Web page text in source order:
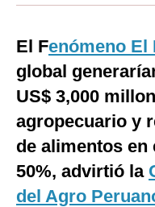
México
Internacional
Tecnología
Club del Suscriptor
El Fenómeno El
global
US$ 3,000
agropecuario y
de alimentos en
50%, advirtió la
del Agro